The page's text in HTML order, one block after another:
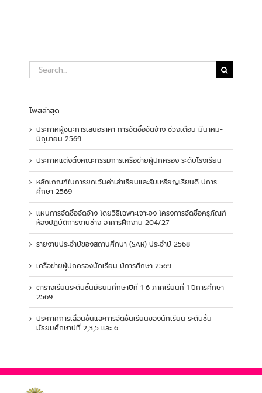
Search
for:
โพสล่าสุด
ประกาศผู้ชนะการเสนอราคา การจัดซื้อจัดจ้าง ช่วงเดือน มีนาคม-
มิถุนายน 2569
ประกาศแต่งตั้งคณะกรรมการเครือข่ายผู้ปกครอง ระดับโรงเรียน
หลักเกณฑ์ในการยกเว้นค่าเล่าเรียนและรับเหรียญเรียนดี ปีการ
ศึกษา 2569
แผนการจัดซื้อจัดจ้าง โดยวิธีเฉพาะเจาะจง โครงการจัดซื้อครุภัณฑ์
ห้องปฏิบัติการงานช่าง อาคารฝึกงาน 204/27
รายงานประจำปีของสถานศึกษา (SAR) ประจำปี 2568
เครือข่ายผู้ปกครองนักเรียน ปีการศึกษา 2569
ตารางเรียนระดับชั้นมัธยมศึกษาปีที่ 1-6 ภาคเรียนที่ 1 ปีการศึกษา
2569
ประกาศการเลื่อนชั้นและการจัดชั้นเรียนของนักเรียน ระดับชั้น
มัธยมศึกษาปีที่ 2,3,5 และ 6